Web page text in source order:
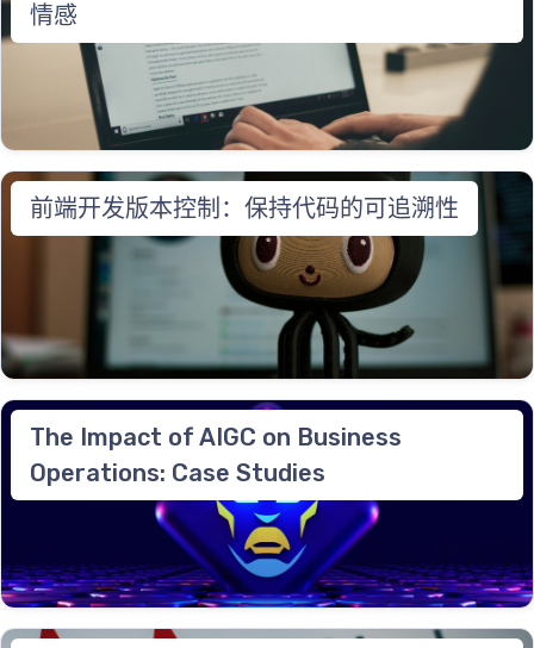
情感
前端开发版本控制：保持代码的可追溯性
The Impact of AIGC on Business
Operations: Case Studies